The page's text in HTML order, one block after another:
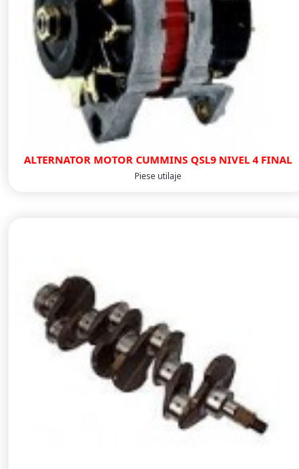
ALTERNATOR MOTOR CUMMINS QSL9 NIVEL 4 FINAL
Piese utilaje